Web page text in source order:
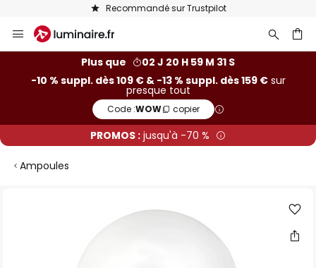
Recommandé sur Trustpilot
Allez
au
Plus que
02 J 20 H 59 M 30 S
-10 % suppl. dès 109 € & -13 % suppl. dès 159 €sur
presque tout
Code :WOW copier
PROMOS : jusqu'à -70 %
Ampoules